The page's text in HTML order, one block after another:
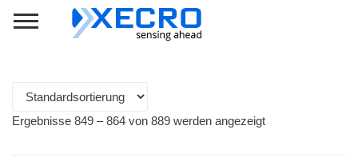
Ergebnisse 849 – 864 von 889 werden angezeigt